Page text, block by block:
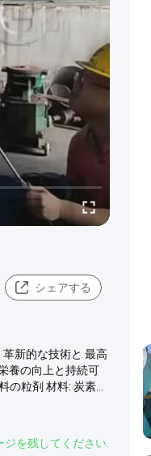
シェアする
新的な技術と 最高
養の向上と持続可
粒剤 材料: 炭素...
ジを残してください.